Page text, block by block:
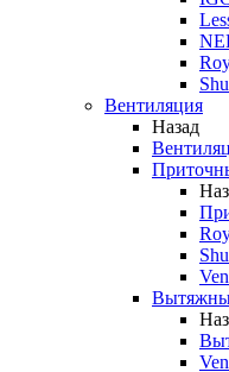
Вентиляция
Назад